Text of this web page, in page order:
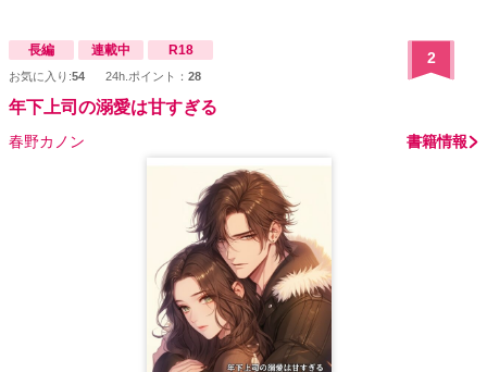
確信へと変わっていって――？ 「……あ、あの。芦谷くんってもし
かして」 ――芦谷くんが、KANATA……なの？ 「え、ここ、ど
こ……！？」 ――っていうか、何で私の隣に彼が、芦谷くんが！？
見知らぬ部屋のベッドで目を覚ました時、隣にいたのは部下の芦谷
じゃ、昨夜の事、何にも覚えてないっすよね？」 酒に酔ってうっか
り部下の芦谷と寝てしまったのかと動揺する凛子に 芦谷は彼の部屋
を案内し、あるものを見せ――。 「つまり、『初めまして、あなた
の推しです』って事っすね。配信、いつも聴いてくれてありがとな
――Rinさん。俺、ずっと会いたかった。俺は、――凛子さんとシた
い。凛子さんは？ 俺に、抱かれたくないですか？」 これまでずっ
と塩対応だった部下。 彼には秘密の顔があった。彼は、凛子の推
し、イケボ配信者で！？ 第18回らぶドロップス恋愛小説コンテスト
応募落選後、 R18シーンを中心に改稿しこちらで連載→完結済み
長編 連載中 R18
お気に入り:54 24h.ポイント： 28
2
年下上司の溺愛は甘すぎる
春野カノン 書籍情報